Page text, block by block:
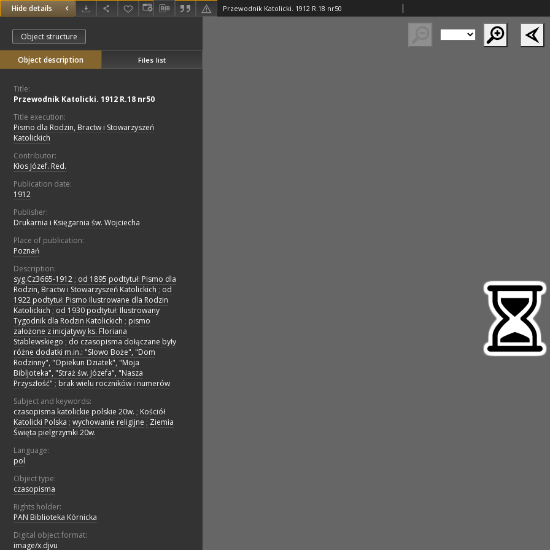
Hide details Przewodnik Katolicki. 1912 R.18 nr50
Object structure
Object description Files list
Title:
Przewodnik Katolicki. 1912 R.18 nr50
Title execution:
Pismo dla Rodzin, Bractw i Stowarzyszeń
Katolickich
Contributor:
Kłos Józef. Red.
Publication date:
1912
Publisher:
Drukarnia i Księgarnia św. Wojciecha
Place of publication:
Poznań
Description:
syg.Cz3665-1912 ; od 1895 podtytuł: Pismo dla
Rodzin, Bractw i Stowarzyszeń Katolickich ; od
1922 podtytuł: Pismo Ilustrowane dla Rodzin
Katolickich ; od 1930 podtytuł: Ilustrowany
Tygodnik dla Rodzin Katolickich ; pismo
założone z inicjatywy ks. Floriana
Stablewskiego ; do czasopisma dołączane były
różne dodatki m.in.: "Słowo Boże", "Dom
Rodzinny", "Opiekun Dziatek", "Moja
Bibljoteka", "Straż św. Józefa", "Nasza
Przyszłość" ; brak wielu roczników i numerów
Subject and keywords:
czasopisma katolickie polskie 20w. ; Kościół
Katolicki Polska ; wychowanie religijne ; Ziemia
Święta pielgrzymki 20w.
Language:
pol
Object type:
czasopisma
Rights holder:
PAN Biblioteka Kórnicka
Digital object format:
image/x.djvu